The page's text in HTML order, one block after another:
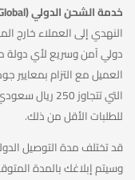
خدمة الشحن الدولي (Nahdi Global):
النهدي إلى العملاء خارج
دولي آمن وسريع لأي دولة
العميل مع التزام بمعايير
التي تتجاوز
للطلبات الأقل من ذلك.
قد تختلف مدة التوصيل
وسيتم إبلاغك بالمدة